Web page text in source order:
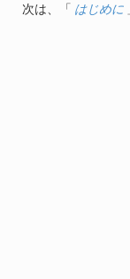
次は、「 はじめに